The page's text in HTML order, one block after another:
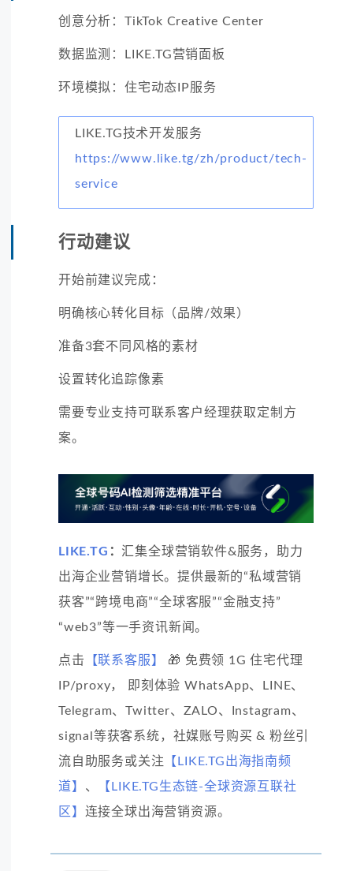
创意分析：TikTok Creative Center
数据监测：LIKE.TG营销面板
环境模拟：住宅动态IP服务
LIKE.TG技术开发服务
https://www.like.tg/zh/product/tech-
service
行动建议
开始前建议完成：
明确核心转化目标（品牌/效果）
准备3套不同风格的素材
设置转化追踪像素
需要专业支持可联系客户经理获取定制方
案。
LIKE.TG ： 汇集全球营销软件&服务，助力
出海企业营销增长。提供最新的“私域营销
获客”“跨境电商”“全球客服”“金融支持”
“web3”等一手资讯新闻。
点击 【联系客服】
🎁 免费领 1G 住宅代理
IP/proxy， 即刻体验 WhatsApp、LINE、
Telegram、Twitter、ZALO、Instagram、
signal等获客系统，社媒账号购买 & 粉丝引
流自助服务或关注 【LIKE.TG出海指南频
道】 、
【LIKE.TG生态链-全球资源互联社
区】 连接全球出海营销资源。